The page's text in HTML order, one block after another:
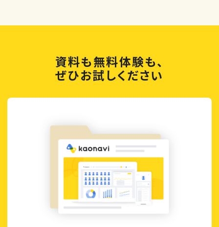
資料も無料体験も、
ぜひお試しください